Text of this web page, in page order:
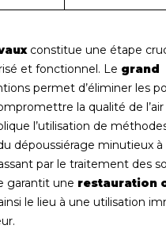
constitue une étape
et fonctionnel. Le grand
permet d’éliminer les
la qualité de
l’utilisation de
dépoussiérage minutieux à
par le traitement des
garantit une restauration
le lieu à une utilisation